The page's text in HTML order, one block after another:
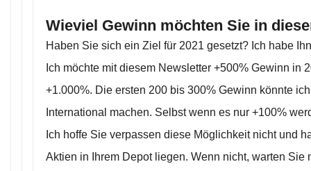
Wieviel Gewinn möchten Sie in
Haben Sie sich ein Ziel für 2021 gesetzt? Ich habe
Ich möchte mit diesem Newsletter +500% Gewinn in
+1.000%. Die ersten 200 bis 300% Gewinn könnte
International machen. Selbst wenn es nur +100%
Ich hoffe Sie verpassen diese Möglichkeit nicht und
Aktien in Ihrem Depot liegen. Wenn nicht, warten Sie